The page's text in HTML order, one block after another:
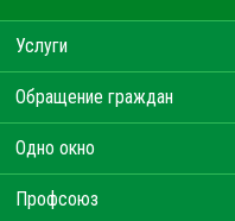
Услуги
Обращение граждан
Одно окно
Профсоюз